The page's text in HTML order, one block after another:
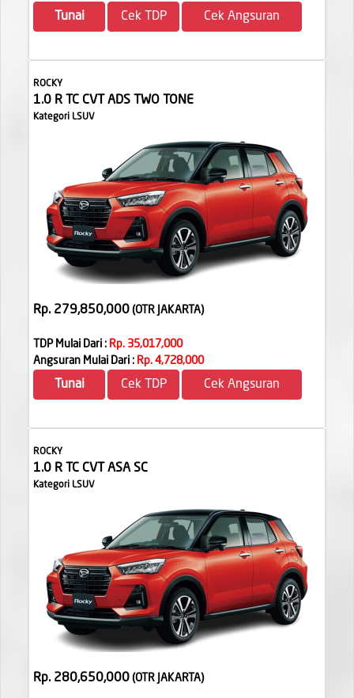
Tunai Cek TDP Cek Angsuran
ROCKY
1.0 R TC CVT ADS TWO TONE
Kategori LSUV
Rp. 279,850,000 (OTR JAKARTA)
TDP Mulai Dari : Rp. 35,017,000
Angsuran Mulai Dari : Rp. 4,728,000
Tunai Cek TDP Cek Angsuran
ROCKY
1.0 R TC CVT ASA SC
Kategori LSUV
Rp. 280,650,000 (OTR JAKARTA)